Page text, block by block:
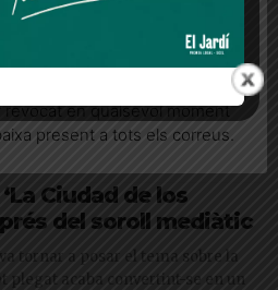
Ciudad de los
del soroll mediàtic
tornar a posar el tema sobre la
plegat acaba convertint-se en un
al Diari el Jardí, dona el
per rebre comunicacions
en qualsevol moment
present a tots els correus.